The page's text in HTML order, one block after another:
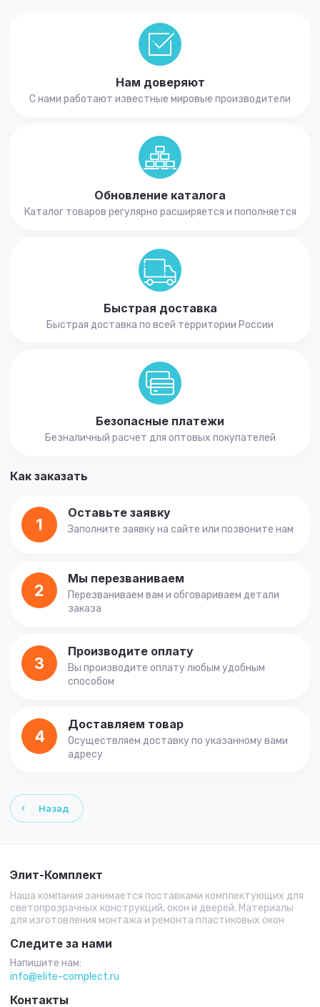
Нам доверяют
С нами работают известные мировые производители
Обновление каталога
Каталог товаров регулярно расширяется и пополняется
Быстрая доставка
Быстрая доставка по всей территории России
Безопасные платежи
Безналичный расчет для оптовых покупателей
Как заказать
1
Оставьте заявку
Заполните заявку на сайте или позвоните нам
2
Мы перезваниваем
Перезваниваем вам и обговариваем детали
заказа
3
Производите оплату
Вы производите оплату любым удобным
способом
4
Доставляем товар
Осуществляем доставку по указанному вами
адресу
Назад
Элит-Комплект
Наша компания занимается поставками комплектующих для
светопрозрачных конструкций, окон и дверей. Материалы
для изготовления монтажа и ремонта пластиковых окон
Следите за нами
Напишите нам:
info@elite-complect.ru
Контакты